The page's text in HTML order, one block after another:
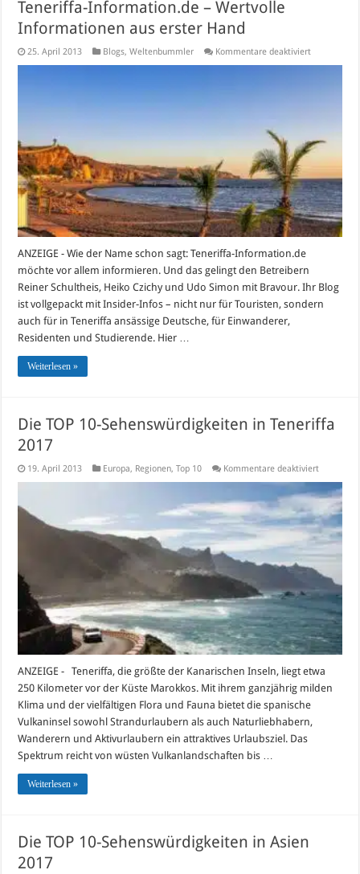
Teneriffa-Information.de – Wertvolle
Informationen aus erster Hand
25. April 2013 Blogs,Weltenbummler Kommentare deaktiviertfür
ANZEIGE - Wie der Name schon sagt: Teneriffa-Information.de
möchte vor allem informieren. Und das gelingt den Betreibern
Reiner Schultheis, Heiko Czichy und Udo Simon mit Bravour. Ihr Blog
ist vollgepackt mit Insider-Infos – nicht nur für Touristen, sondern
auch für in Teneriffa ansässige Deutsche, für Einwanderer,
Residenten und Studierende. Hier …
Weiterlesen »
Die TOP 10-Sehenswürdigkeiten in Teneriffa
2017
19. April 2013 Europa, Regionen,Top 10 Kommentare deaktiviertfür
TOP
10-
in
Teneriffa
2017
ANZEIGE - Teneriffa, die größte der Kanarischen Inseln, liegt etwa
250 Kilometer vor der Küste Marokkos. Mit ihrem ganzjährig milden
Klima und der vielfältigen Flora und Fauna bietet die spanische
Vulkaninsel sowohl Strandurlaubern als auch Naturliebhabern,
Wanderern und Aktivurlaubern ein attraktives Urlaubsziel. Das
Spektrum reicht von wüsten Vulkanlandschaften bis …
Weiterlesen »
Die TOP 10-Sehenswürdigkeiten in Asien
2017